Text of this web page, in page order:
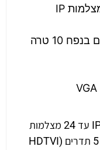
ניתן להתקין עד 4 כוננים קשיחים בנפח 10 טרה
מערכת הקלטה משולבת אנולגית ו IP עד 24 מצלמות
אנלוגיות ו 40 מצלמות IP תומכת ב 5 תדרים (HDTVI